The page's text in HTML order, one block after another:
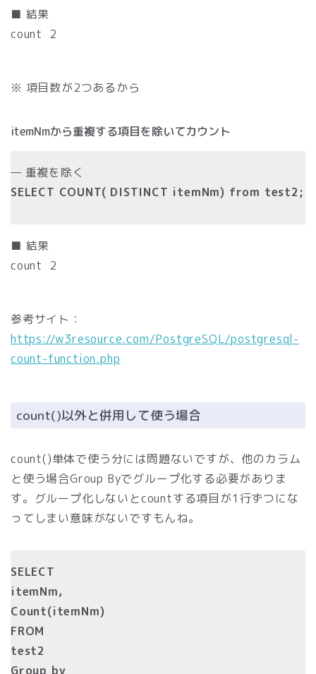
■ 結果
count 2
※ 項目数が2つあるから
itemNmから重複する項目を除いてカウント
— 重複を除く
SELECT COUNT( DISTINCT itemNm) from test2;
■ 結果
count 2
参考サイト：
https://w3resource.com/PostgreSQL/postgresql-
count-function.php
count()以外と併用して使う場合
count()単体で使う分には問題ないですが、他のカラム
と使う場合Group Byでグループ化する必要がありま
す。グループ化しないとcountする項目が1行ずつにな
ってしまい意味がないですもんね。
SELECT
itemNm,
Count(itemNm)
FROM
test2
Group by